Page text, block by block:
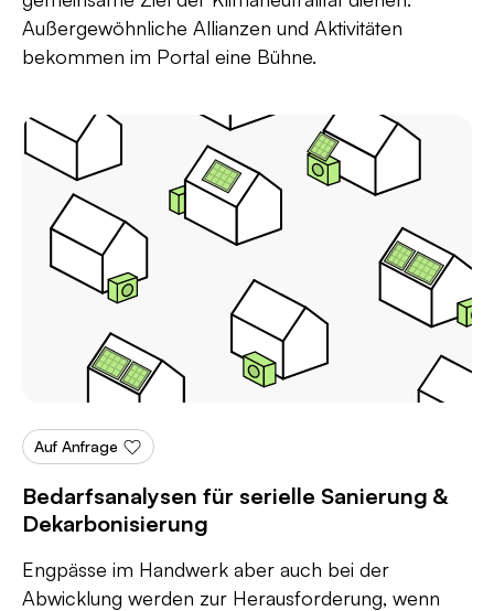
Außergewöhnliche Allianzen und Aktivitäten
bekommen im Portal eine Bühne.
Auf Anfrage
Bedarfsanalysen für serielle Sanierung &
Dekarbonisierung
Engpässe im Handwerk aber auch bei der
Abwicklung werden zur Herausforderung, wenn